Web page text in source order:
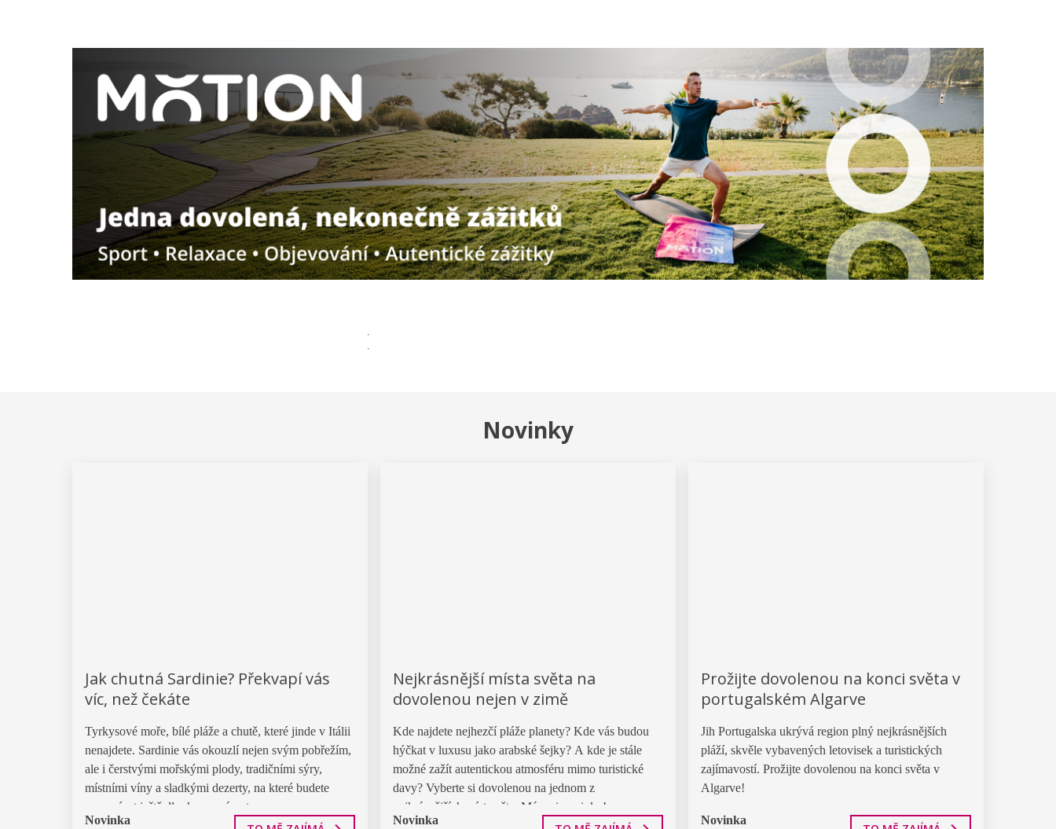
Novinky
Jak chutná Sardinie? Překvapí vás
víc, než čekáte
Tyrkysové moře, bílé pláže a chutě, které jinde v Itálii
nenajdete. Sardinie vás okouzlí nejen svým pobřežím,
ale i čerstvými mořskými plody, tradičními sýry,
místními víny a sladkými dezerty, na které budete
vzpomínat ještě dlouho po návratu.
Novinka
Nejkrásnější místa světa na
dovolenou nejen v zimě
Kde najdete nejhezčí pláže planety? Kde vás budou
hýčkat v luxusu jako arabské šejky? A kde je stále
možné zažít autentickou atmosféru mimo turistické
davy? Vyberte si dovolenou na jednom z
nejkrásnějších míst světa. Máme i novinky!
Novinka
Prožijte dovolenou na konci světa v
portugalském Algarve
Jih Portugalska ukrývá region plný nejkrásnějších
pláží, skvěle vybavených letovisek a turistických
zajímavostí. Prožijte dovolenou na konci světa v
Algarve!
Novinka